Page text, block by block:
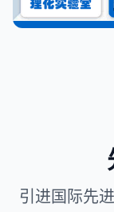
引进国际先